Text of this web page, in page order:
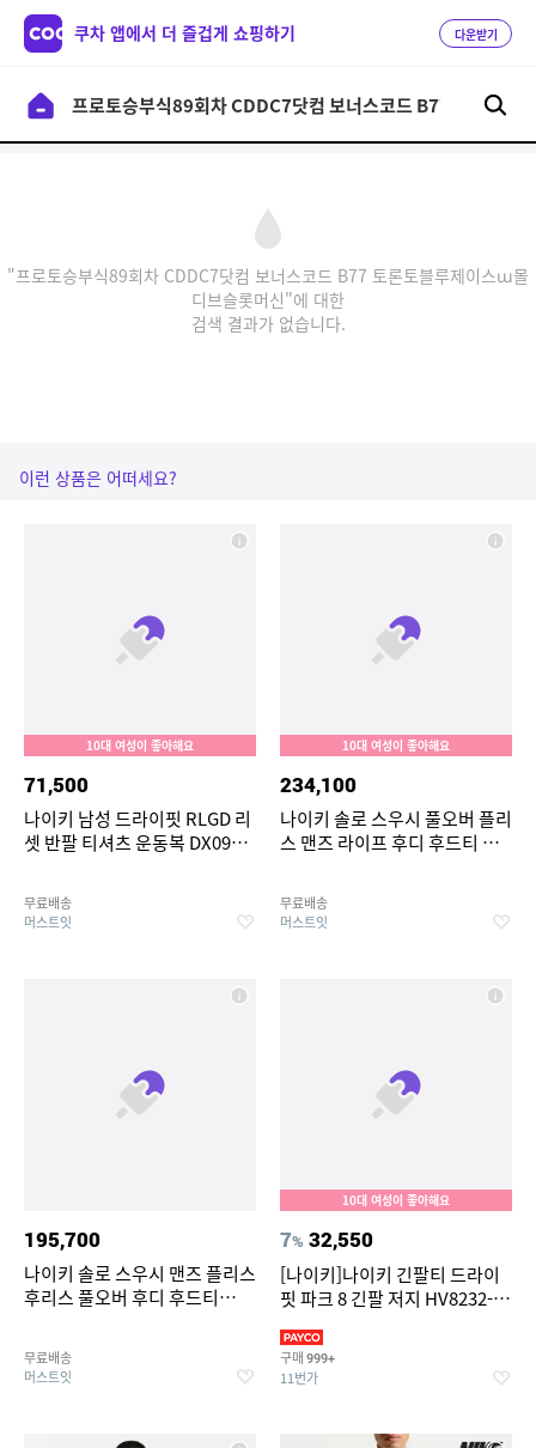
쿠차 앱에서 더 즐겁게 쇼핑하기 다운받기
"프로토승부식89회차 CDDC7닷컴 보너스코드 B77 토론토블루제이스ա몰
디브슬롯머신"에 대한
검색 결과가 없습니다.
이런 상품은 어떠세요?
10대 여성이 좋아해요
71,500
나이키 남성 드라이핏 RLGD 리
셋 반팔 티셔츠 운동복 DX0989-
무료배송
머스트잇
10대 여성이 좋아해요
234,100
나이키 솔로 스우시 풀오버 플리
스 맨즈 라이프 후디 후드티 다
무료배송
머스트잇
195,700
나이키 솔로 스우시 맨즈 플리스
후리스 풀오버 후디 후드티
무료배송
머스트잇
10대 여성이 좋아해요
7% 32,550
[나이키]나이키 긴팔티 드라이
핏 파크 8 긴팔 저지 HV8232-
구매 999+
11번가